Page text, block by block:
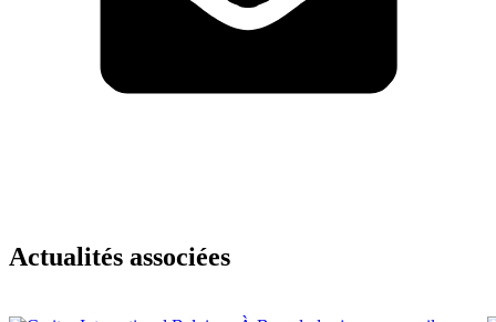
Actualités associées